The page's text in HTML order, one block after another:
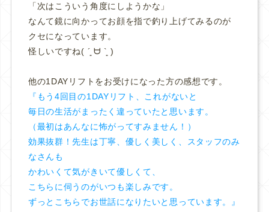
「次はこういう角度にしようかな」
なんて鏡に向かってお顔を指で釣り上げてみるのが
クセになっています。
怪しいですね( ´͈ ᗨ `͈ )
他の1DAYリフトをお受けになった方の感想です。
『もう4回目の1DAYリフト、これがないと
毎日の生活がまったく違っていたと思います。
（最初はあんなに怖がってすみません！）
効果抜群！先生は丁寧、優しく美しく、スタッフのみ
なさんも
かわいくて気がきいて優しくて、
こちらに伺うのがいつも楽しみです。
ずっとこちらでお世話になりたいと思っています。』